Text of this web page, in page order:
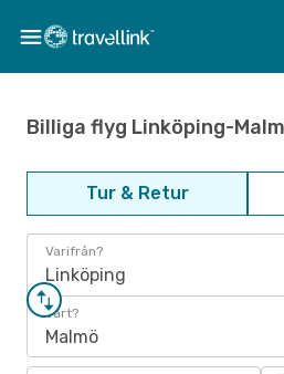
Billiga flyg Linköping-
Tur & Retur
Varifrån?
Linköping
Vart?
Malmö